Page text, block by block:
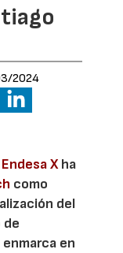
2024
Endesa Xha
como
del
de
en